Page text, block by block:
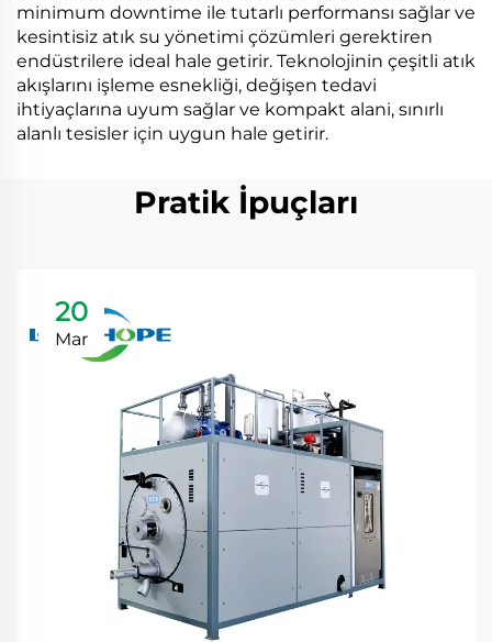
minimum downtime ile tutarlı performansı sağlar ve
kesintisiz atık su yönetimi çözümleri gerektiren
endüstrilere ideal hale getirir. Teknolojinin çeşitli atık
akışlarını işleme esnekliği, değişen tedavi
ihtiyaçlarına uyum sağlar ve kompakt alani, sınırlı
alanlı tesisler için uygun hale getirir.
Pratik İpuçları
20
Mar